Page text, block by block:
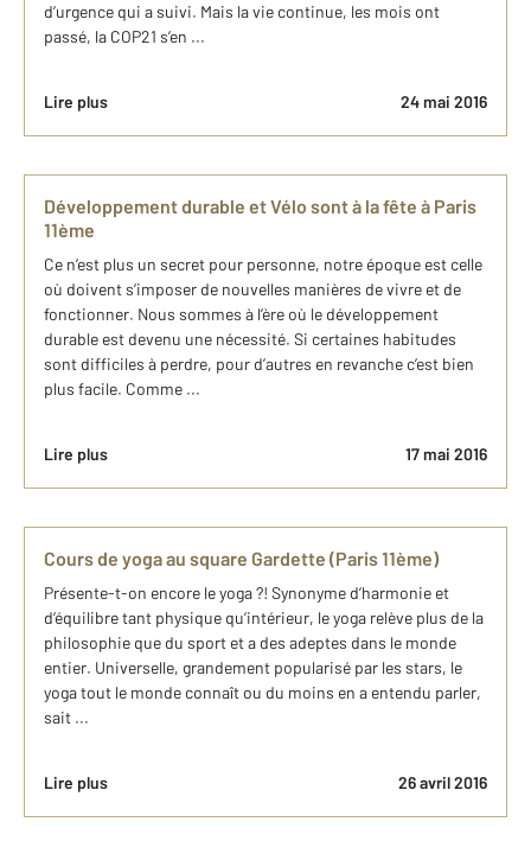
d’urgence qui a suivi. Mais la vie continue, les mois ont
passé, la COP21 s’en ...
Lire plus 24 mai 2016
Développement durable et Vélo sont à la fête à Paris
11ème
Ce n’est plus un secret pour personne, notre époque est celle
où doivent s’imposer de nouvelles manières de vivre et de
fonctionner. Nous sommes à l’ère où le développement
durable est devenu une nécessité. Si certaines habitudes
sont difficiles à perdre, pour d’autres en revanche c’est bien
plus facile. Comme ...
Lire plus 17 mai 2016
Cours de yoga au square Gardette (Paris 11ème)
Présente-t-on encore le yoga ?! Synonyme d’harmonie et
d’équilibre tant physique qu’intérieur, le yoga relève plus de la
philosophie que du sport et a des adeptes dans le monde
entier. Universelle, grandement popularisé par les stars, le
yoga tout le monde connaît ou du moins en a entendu parler,
sait ...
Lire plus 26 avril 2016